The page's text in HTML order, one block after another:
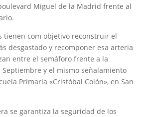
Miguel de la Madrid frente al
tienen com objetivo reconstruir el
desgastado y recomponer esa arteria
entre el semáforo frente a la
Septiembre y el mismo señalamiento
Primaria «Cristóbal Colón», en San
se garantiza la seguridad de los